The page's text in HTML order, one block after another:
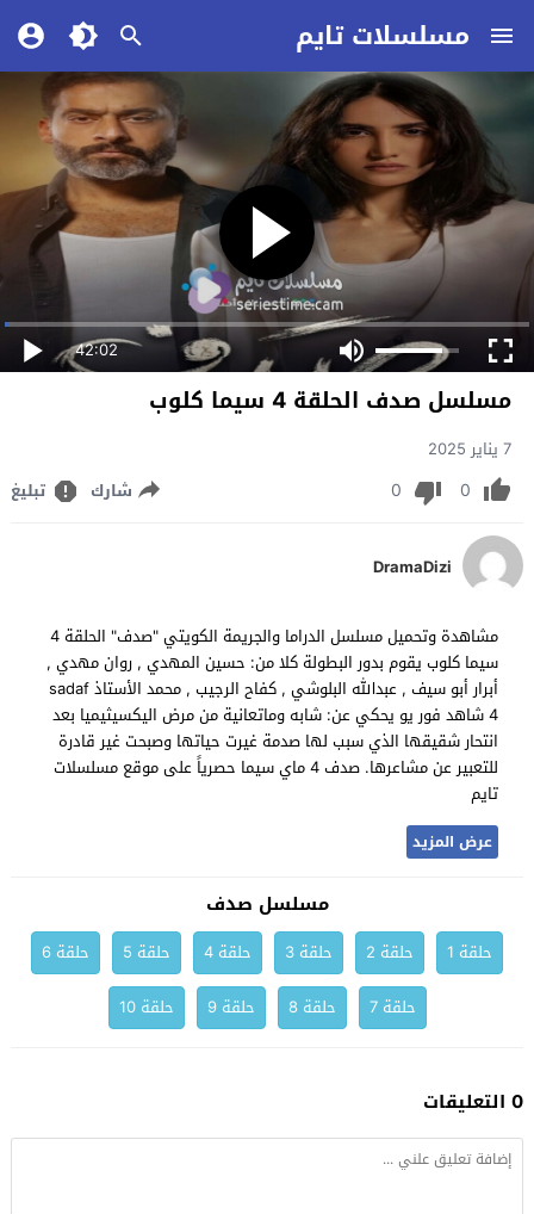
مسلسلات تايم
42:02
مسلسل صدف الحلقة 4 سيما كلوب
7 يناير 2025
0
0 شارك تبليغ
DramaDizi
مشاهدة وتحميل مسلسل الدراما والجريمة الكويتي "صدف" الحلقة 4
سيما كلوب يقوم بدور البطولة كلا من: حسين المهدي , روان مهدي ,
أبرار أبو سيف , عبدالله البلوشي , كفاح الرجيب , محمد الأستاذ sadaf
4 شاهد فور يو يحكي عن: شابه وماتعانية من مرض اليكسيثيميا بعد
انتحار شقيقها الذي سبب لها صدمة غيرت حياتها وصبحت غير قادرة
للتعبير عن مشاعرها. صدف 4 ماي سيما حصرياً على موقع مسلسلات
تايم
عرض المزيد
مسلسل صدف
حلقة 1 حلقة 2 حلقة 3 حلقة 4 حلقة 5
حلقة 6
حلقة 7
حلقة 8 حلقة 9 حلقة 10
0 التعليقات